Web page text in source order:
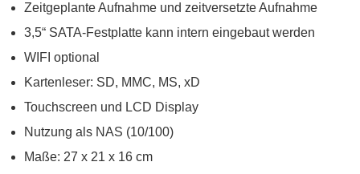
Zeitgeplante Aufnahme und zeitversetzte Aufnahme
3,5“ SATA-Festplatte kann intern eingebaut werden
WIFI optional
Kartenleser: SD, MMC, MS, xD
Touchscreen und LCD Display
Nutzung als NAS (10/100)
Maße: 27 x 21 x 16 cm